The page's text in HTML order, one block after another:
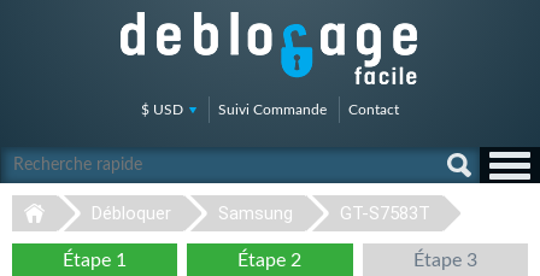
$ USD Suivi Commande Contact
Débloquer Samsung GT-S7583T
Étape 1 Étape 2 Étape 3